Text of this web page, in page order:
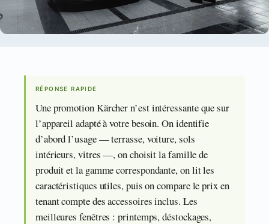
RÉPONSE RAPIDE
Une promotion Kärcher n’est intéressante que sur
l’appareil adapté à votre besoin. On identifie
d’abord l’usage — terrasse, voiture, sols
intérieurs, vitres —, on choisit la famille de
produit et la gamme correspondante, on lit les
caractéristiques utiles, puis on compare le prix en
tenant compte des accessoires inclus. Les
meilleures fenêtres : printemps, déstockages,